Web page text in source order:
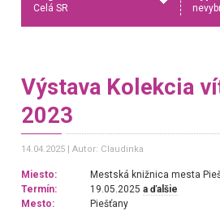
Celá SR
Výstava Kolekcia
2023
14.04.2025 Autor: Claudinka
Miesto:
Mestská knižnica mesta
Termín:
19.05.2025a ďalšie
Mesto:
Piešťany